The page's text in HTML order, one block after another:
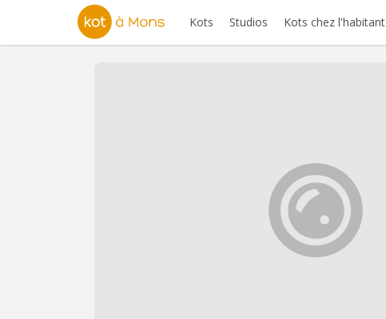
Kots Studios Kots chez l'habitant